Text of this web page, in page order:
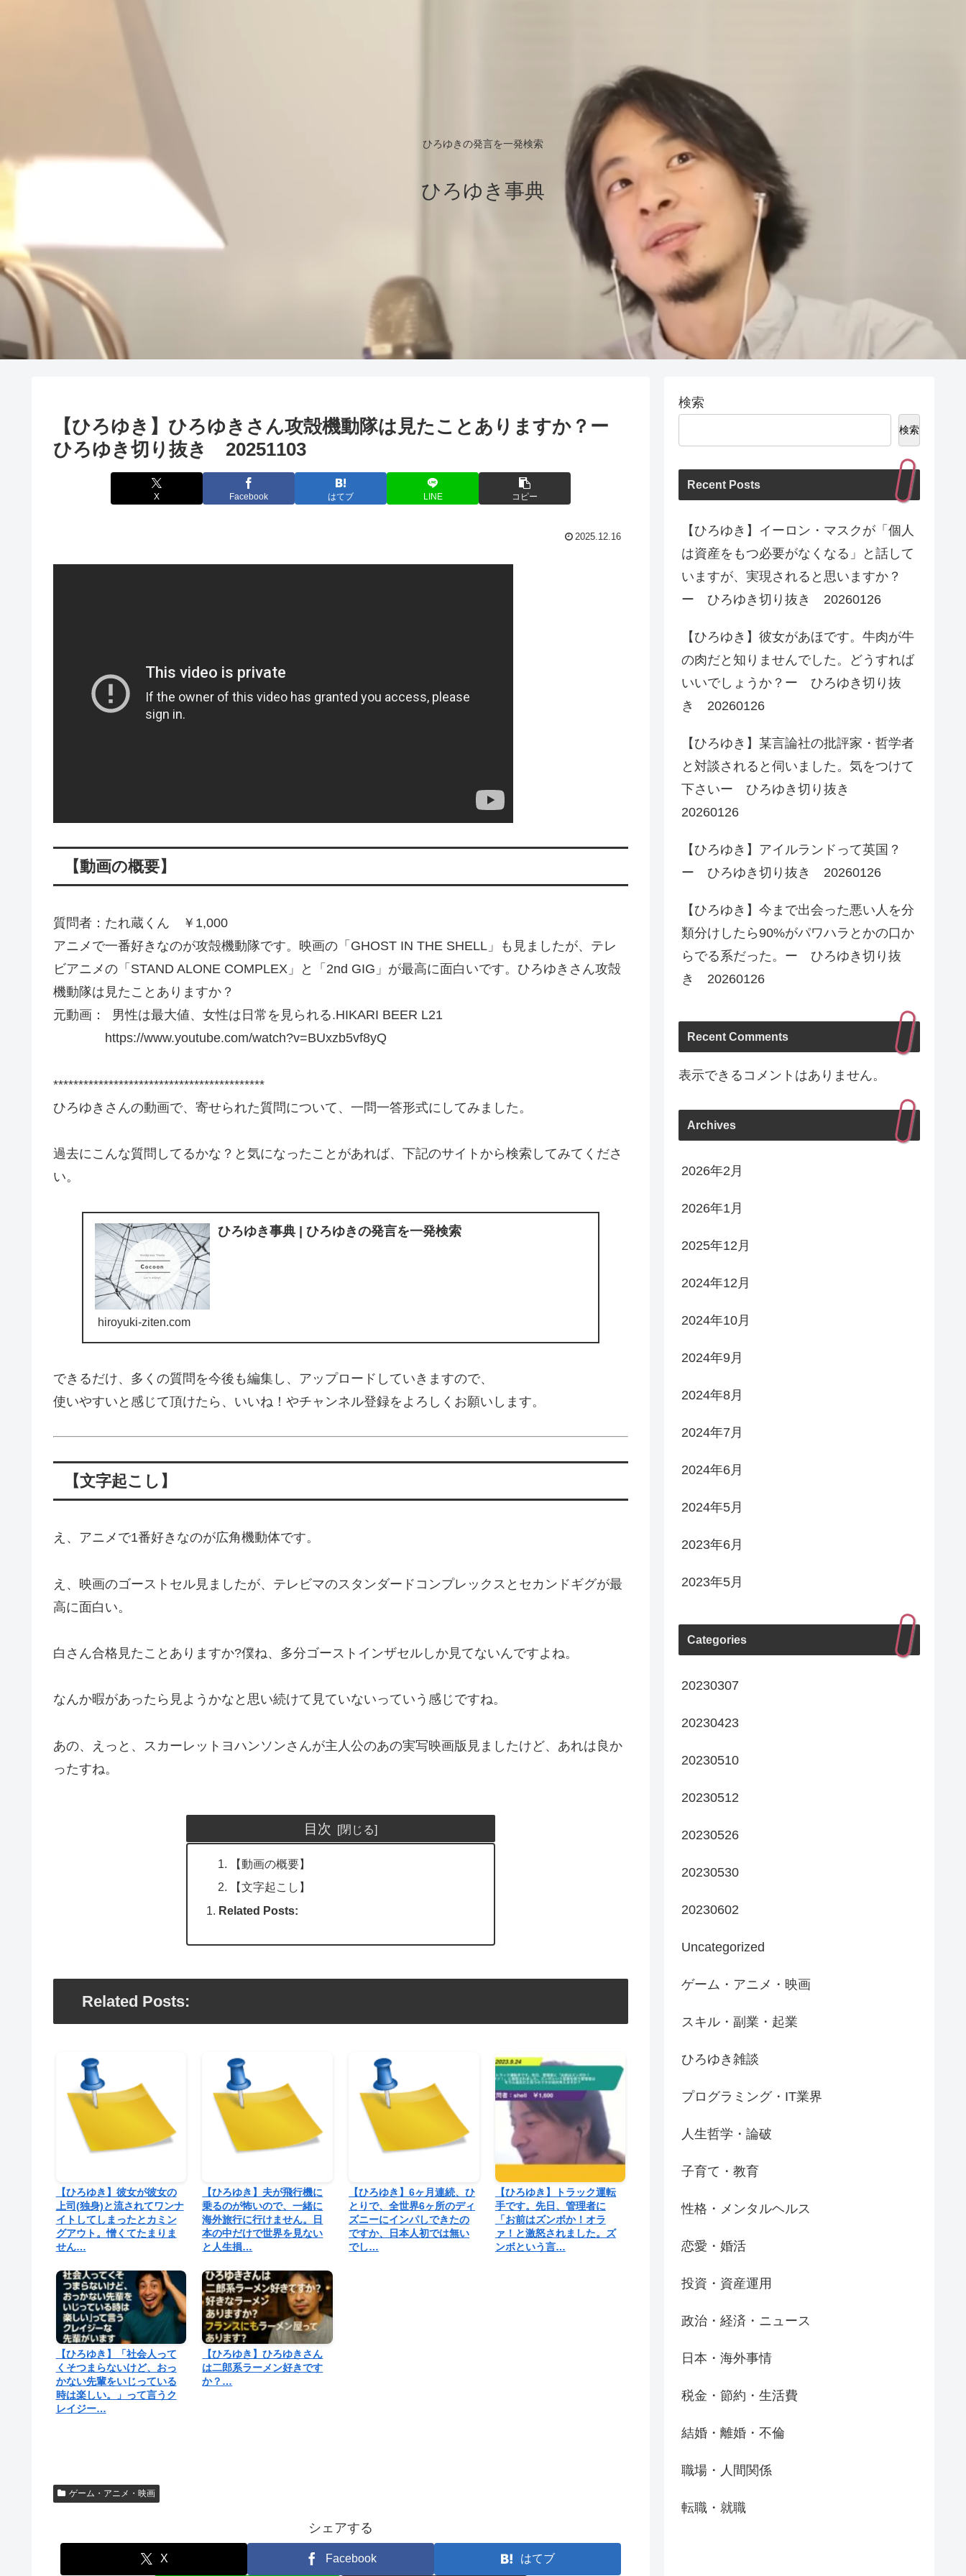
ひろゆきの発言を一発検索
ひろゆき事典
【ひろゆき】ひろゆきさん攻殻機動隊は見たことありますか？ー
ひろゆき切り抜き 20251103
X Facebook はてブ LINE コピー
2025.12.16
【動画の概要】
質問者：たれ蔵くん ￥1,000
アニメで一番好きなのが攻殻機動隊です。映画の「GHOST IN THE SHELL」も見ましたが、テレ
ビアニメの「STAND ALONE COMPLEX」と「2nd GIG」が最高に面白いです。ひろゆきさん攻殻
機動隊は見たことありますか？
元動画： 男性は最大値、女性は日常を見られる.HIKARI BEER L21
https://www.youtube.com/watch?v=BUxzb5vf8yQ
******************************************
ひろゆきさんの動画で、寄せられた質問について、一問一答形式にしてみました。
過去にこんな質問してるかな？と気になったことがあれば、下記のサイトから検索してみてくださ
い。
ひろゆき事典 | ひろゆきの発言を一発検索
hiroyuki-ziten.com
できるだけ、多くの質問を今後も編集し、アップロードしていきますので、
使いやすいと感じて頂けたら、いいね！やチャンネル登録をよろしくお願いします。
【文字起こし】
え、アニメで1番好きなのが広角機動体です。
え、映画のゴーストセル見ましたが、テレビマのスタンダードコンプレックスとセカンドギグが最
高に面白い。
白さん合格見たことありますか?僕ね、多分ゴーストインザセルしか見てないんですよね。
なんか暇があったら見ようかなと思い続けて見ていないっていう感じですね。
あの、えっと、スカーレットヨハンソンさんが主人公のあの実写映画版見ましたけど、あれは良か
ったすね。
目次
【動画の概要】
【文字起こし】
Related Posts:
Related Posts:
【ひろゆき】彼女が彼女の
上司(独身)と流されてワンナ
イトしてしまったとカミン
グアウト。憎くてたまりま
せん…
【ひろゆき】夫が飛行機に
乗るのが怖いので、一緒に
海外旅行に行けません。日
本の中だけで世界を見ない
と人生損…
【ひろゆき】6ヶ月連続、ひ
とりで、全世界6ヶ所のディ
ズニーにインパしできたの
ですか、日本人初では無い
でし…
【ひろゆき】トラック運転
手です。先日、管理者に
「お前はズンボか！オラ
ァ！と激怒されました。ズ
ンボという言…
【ひろゆき】「社会人って
くそつまらないけど、おっ
かない先輩をいじっている
時は楽しい。」って言うク
レイジー…
【ひろゆき】ひろゆきさん
は二郎系ラーメン好きです
か？…
ゲーム・アニメ・映画
シェアする
X Facebook はてブ
検索
検索
Recent Posts
【ひろゆき】イーロン・マスクが「個人
は資産をもつ必要がなくなる」と話して
いますが、実現されると思いますか？
ー ひろゆき切り抜き 20260126
【ひろゆき】彼女があほです。牛肉が牛
の肉だと知りませんでした。どうすれば
いいでしょうか？ー ひろゆき切り抜
き 20260126
【ひろゆき】某言論社の批評家・哲学者
と対談されると伺いました。気をつけて
下さいー ひろゆき切り抜き
20260126
【ひろゆき】アイルランドって英国？
ー ひろゆき切り抜き 20260126
【ひろゆき】今まで出会った悪い人を分
類分けしたら90%がパワハラとかの口か
らでる系だった。ー ひろゆき切り抜
き 20260126
Recent Comments
表示できるコメントはありません。
Archives
2026年2月
2026年1月
2025年12月
2024年12月
2024年10月
2024年9月
2024年8月
2024年7月
2024年6月
2024年5月
2023年6月
2023年5月
Categories
20230307
20230423
20230510
20230512
20230526
20230530
20230602
Uncategorized
ゲーム・アニメ・映画
スキル・副業・起業
ひろゆき雑談
プログラミング・IT業界
人生哲学・論破
子育て・教育
性格・メンタルヘルス
恋愛・婚活
投資・資産運用
政治・経済・ニュース
日本・海外事情
税金・節約・生活費
結婚・離婚・不倫
職場・人間関係
転職・就職